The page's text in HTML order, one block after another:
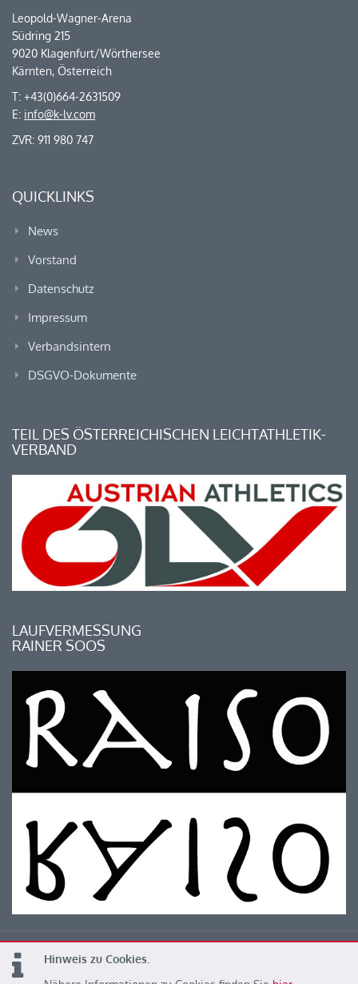
Hinweis zu Cookies.
Leopold-Wagner-Arena
Südring 215
9020 Klagenfurt/Wörthersee
Kärnten, Österreich
T: +43(0)664-2631509
E: info@k-lv.com
ZVR: 911 980 747
QUICKLINKS
News
Vorstand
Datenschutz
Impressum
Verbandsintern
DSGVO-Dokumente
TEIL DES ÖSTERREICHISCHEN LEICHTATHLETIK-
VERBAND
LAUFVERMESSUNG
RAINER SOOS
© 2026 Kärntner Leichtathletik Verband